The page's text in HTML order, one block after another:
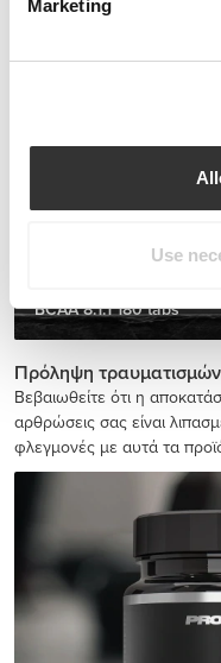
Marketing
Use
BCAA 8:1:1 180 tabs
Πρόληψη τραυματισμών
Βεβαιωθείτε ότι η
αρθρώσεις σας είναι
φλεγμονές με αυτά τα